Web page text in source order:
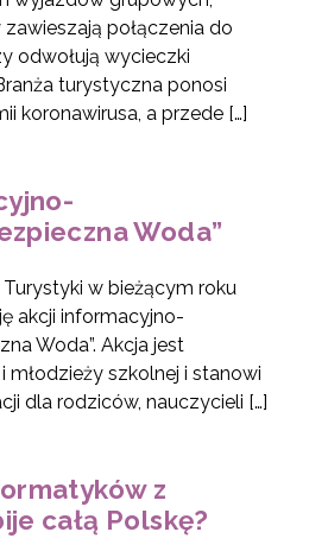
połączenia do
odwołują wycieczki
turystyczna ponosi
koronawirusa, a przede […]
Woda”
w bieżącym roku
akcji informacyjno-
Woda”. Akcja jest
młodzieży szkolnej i stanowi
dla rodziców, nauczycieli […]
z
całą Polskę?